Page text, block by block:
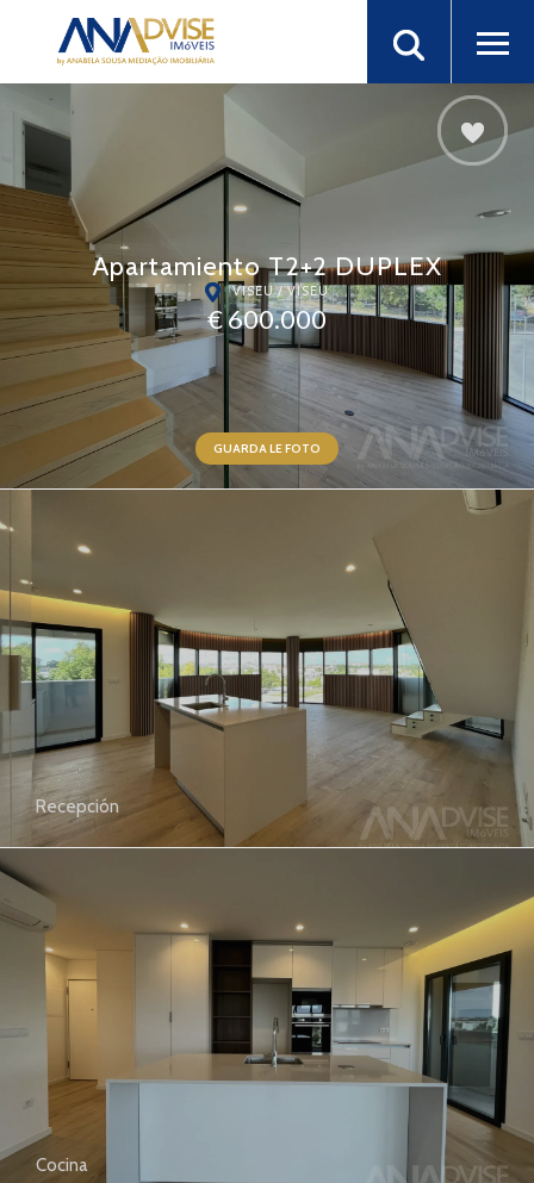
GUARDA LE FOTO
Apartamiento T2+2 DUPLEX
VISEU / VISEU
€ 600.000
Recepción
Cocina